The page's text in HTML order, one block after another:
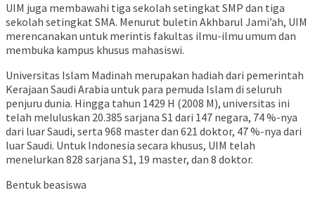
UIM juga membawahi tiga sekolah setingkat SMP dan tiga
sekolah setingkat SMA. Menurut buletin Akhbarul Jami’ah, UIM
merencanakan untuk merintis fakultas ilmu-ilmu umum dan
membuka kampus khusus mahasiswi.
Universitas Islam Madinah merupakan hadiah dari pemerintah
Kerajaan Saudi Arabia untuk para pemuda Islam di seluruh
penjuru dunia. Hingga tahun 1429 H (2008 M), universitas ini
telah meluluskan 20.385 sarjana S1 dari 147 negara, 74 %-nya
dari luar Saudi, serta 968 master dan 621 doktor, 47 %-nya dari
luar Saudi. Untuk Indonesia secara khusus, UIM telah
menelurkan 828 sarjana S1, 19 master, dan 8 doktor.
Bentuk beasiswa